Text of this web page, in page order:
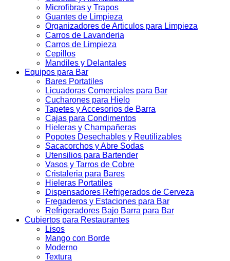
Microfibras y Trapos
Guantes de Limpieza
Organizadores de Articulos para Limpieza
Carros de Lavanderia
Carros de Limpieza
Cepillos
Mandiles y Delantales
Equipos para Bar
Bares Portatiles
Licuadoras Comerciales para Bar
Cucharones para Hielo
Tapetes y Accesorios de Barra
Cajas para Condimentos
Hieleras y Champañeras
Popotes Desechables y Reutilizables
Sacacorchos y Abre Sodas
Utensilios para Bartender
Vasos y Tarros de Cobre
Cristaleria para Bares
Hieleras Portatiles
Dispensadores Refrigerados de Cerveza
Fregaderos y Estaciones para Bar
Refrigeradores Bajo Barra para Bar
Cubiertos para Restaurantes
Lisos
Mango con Borde
Moderno
Textura